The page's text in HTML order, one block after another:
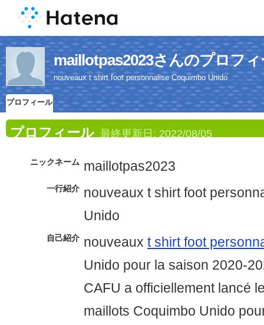
maillotpas2023さんのプロフィ
nouveaux t shirt foot personnalise Coquimbo Unido
プロフィール
プロフィール 最終更新日: 2022/08/05
ニックネーム maillotpas2023
一行紹介 nouveaux t shirt foot
Unido
自己紹介 nouveaux t shirt foot
Unido pour la saison 2020-
CAFU a officiellement lancé
maillots Coquimbo Unido